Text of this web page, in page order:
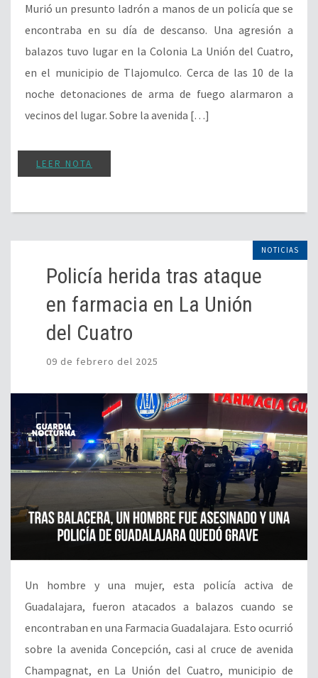
Murió un presunto ladrón a manos de un policía que se
encontraba en su día de descanso. Una agresión a
balazos tuvo lugar en la Colonia La Unión del Cuatro,
en el municipio de Tlajomulco. Cerca de las 10 de la
noche detonaciones de arma de fuego alarmaron a
vecinos del lugar. Sobre la avenida […]
LEER NOTA
NOTICIAS
Policía herida tras ataque
en farmacia en La Unión
del Cuatro
09 de febrero del 2025
Un hombre y una mujer, esta policía activa de
Guadalajara, fueron atacados a balazos cuando se
encontraban en una Farmacia Guadalajara. Esto ocurrió
sobre la avenida Concepción, casi al cruce de avenida
Champagnat, en La Unión del Cuatro, municipio de